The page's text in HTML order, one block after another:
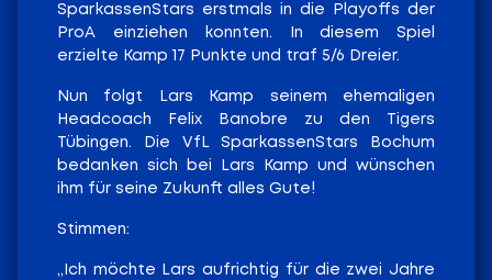
SparkassenStars erstmals in die Playoffs der
ProA einziehen konnten. In diesem Spiel
erzielte Kamp 17 Punkte und traf 5/6 Dreier.
Nun folgt Lars Kamp seinem ehemaligen
Headcoach Felix Banobre zu den Tigers
Tübingen. Die VfL SparkassenStars Bochum
bedanken sich bei Lars Kamp und wünschen
ihm für seine Zukunft alles Gute!
Stimmen:
„Ich möchte Lars aufrichtig für die zwei Jahre